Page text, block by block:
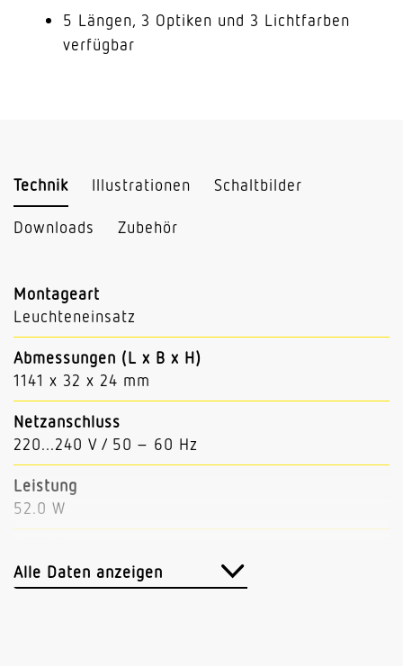
5 Längen, 3 Optiken und 3 Lichtfarben
verfügbar
Technik Illustrationen Schaltbilder
Downloads Zubehör
Montageart
Leuchteneinsatz
Abmessungen (L x B x H)
1141 x 32 x 24 mm
Netzanschluss
220...240 V / 50 – 60 Hz
Leistung
52.0 W
8162 lm
Alle Daten anzeigen